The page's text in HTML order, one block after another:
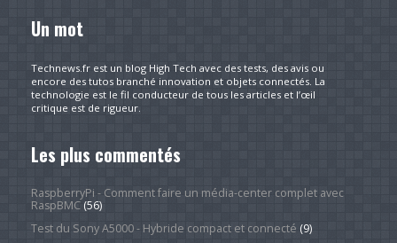
Un mot
Technews.fr est un blog High Tech avec des tests, des avis ou
encore des tutos branché innovation et objets connectés. La
technologie est le fil conducteur de tous les articles et l’œil
critique est de rigueur.
Les plus commentés
RaspberryPi - Comment faire un média-center complet avec
RaspBMC(56)
Test du Sony A5000 - Hybride compact et connecté (9)